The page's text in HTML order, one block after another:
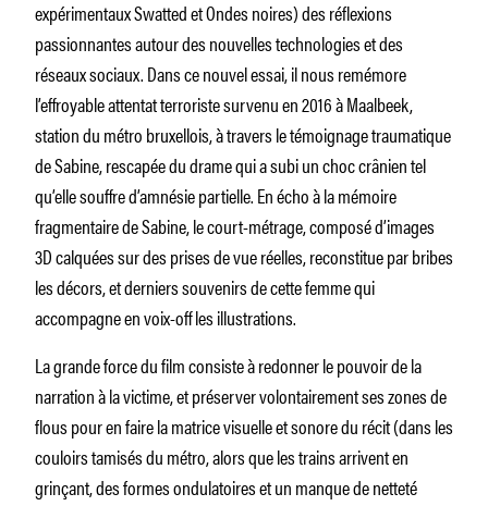
expérimentauxSwattedetOndes noires) des réflexions
passionnantes autour des nouvelles technologies et des
réseaux sociaux.Dans ce nouvel essai, il nous remémore
l’effroyable attentat terroristesurvenuen 2016 à Maalbeek,
station du métro bruxellois, à travers le témoignage traumatique
de Sabine, rescapée du drame qui a subi un choc crânien tel
qu’elle souffre d’amnésie partielle. En écho à la mémoire
fragmentaire de Sabine, le court-métrage, composé d’images
3D calquées sur des prises de vue réelles, reconstitue par bribes
les décors, et derniers souvenirs de cette femme qui
accompagne en voix-off les illustrations.
La grande force du film consiste à redonner le pouvoir de la
narration à la victime, et préserver volontairement ses zones de
flous pour en faire la matrice visuelle et sonore du récit (dans les
couloirs tamisés du métro, alors que les trains arrivent en
grinçant, des formes ondulatoires et un manque de netteté